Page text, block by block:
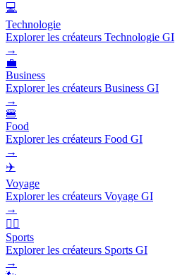
💻
Technologie
Explorer les créateurs Technologie GI
→
💼
Business
Explorer les créateurs Business GI
→
🍔
Food
Explorer les créateurs Food GI
→
✈️
Voyage
Explorer les créateurs Voyage GI
→
🏃‍♂️
Sports
Explorer les créateurs Sports GI
→